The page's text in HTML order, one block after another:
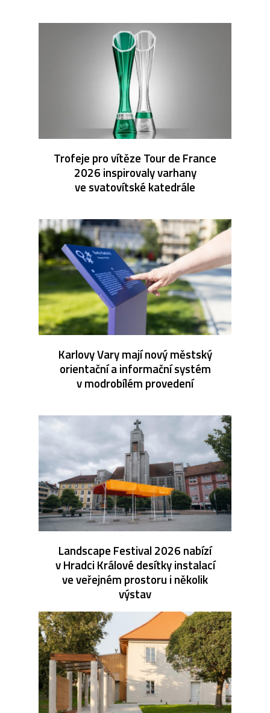
Trofeje pro vítěze Tour de France
2026 inspirovaly varhany
ve svatovítské katedrále
Karlovy Vary mají nový městský
orientační a informační systém
v modrobílém provedení
Landscape Festival 2026 nabízí
v Hradci Králové desítky instalací
ve veřejném prostoru i několik
výstav